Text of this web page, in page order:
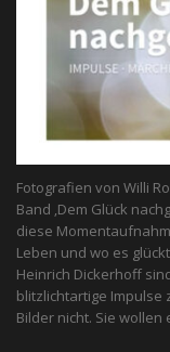
Fotografien von Willi
Band ‚Dem Glück
diese
Leben und wo es
Heinrich Dickerhoff
blitzlichtartige Impulse
Bilder nicht. Sie